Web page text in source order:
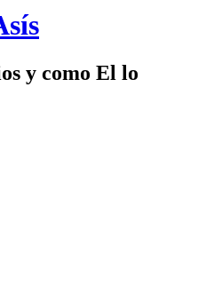
y como El lo